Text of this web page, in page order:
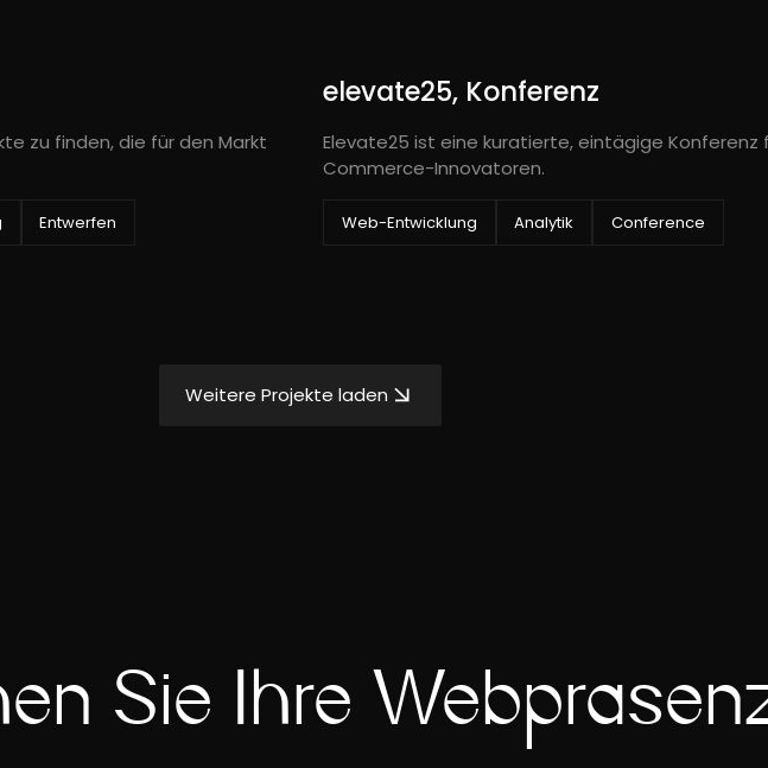
zu finden, die für den Markt
Entwerfen
elevate25, Konferenz
Elevate25 ist eine kuratierte, eintägige Konferenz
Commerce-Innovatoren.
Web-Entwicklung Analytik Conference
Weitere Projekte laden
Sie Ihre